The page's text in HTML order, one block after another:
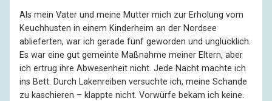
Als mein Vater und meine Mutter mich zur Erholung vom
Keuchhusten in einem Kinderheim an der Nordsee
ablieferten, war ich gerade fünf geworden und unglücklich.
Es war eine gut gemeinte Maßnahme meiner Eltern, aber
ich ertrug ihre Abwesenheit nicht. Jede Nacht machte ich
ins Bett. Durch Lakenreiben versuchte ich, meine Schande
zu kaschieren – klappte nicht. Vorwürfe bekam ich keine.